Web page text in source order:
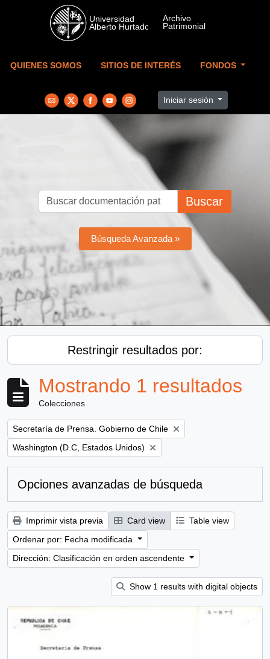
Skip to main content
QUIENES SOMOS SITIOS DE INTERÉS FONDOS
Iniciar sesión
Buscar
Búsqueda Avanzada »
Restringir resultados por:
Mostrando 1 resultados
Colecciones
Remove filter:
Secretaría de Prensa. Gobierno de Chile
Remove filter:
Washington (D.C, Estados Unidos)
Opciones avanzadas de búsqueda
Imprimir vista previa Card view
Table view
Ordenar por: Fecha modificada
Dirección: Clasificación en orden ascendente
Show 1 results with digital objects